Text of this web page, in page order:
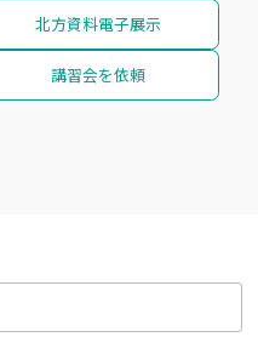
北方資料電子展示
講習会を依頼